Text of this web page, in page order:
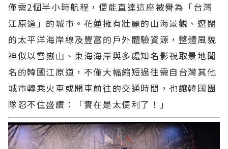
僅需2個半小時航程，便能直達這座被譽為「台灣
江原道」的城市。花蓮擁有壯麗的山海景觀、遼闊
的太平洋海岸線及豐富的戶外體驗資源，整體風貌
神似以雪嶽山、東海海岸與多處知名影視取景地聞
名的韓國江原道，不僅大幅縮短過往需自台灣其他
城市轉乘火車或開車前往的交通時間，也讓韓國團
隊忍不住盛讚：「實在是太便利了！」